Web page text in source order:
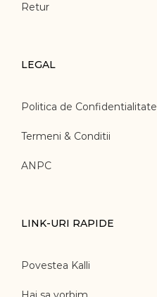
Retur
LEGAL
Politica de Confidentialitate
Termeni & Conditii
ANPC
LINK-URI RAPIDE
Povestea Kalli